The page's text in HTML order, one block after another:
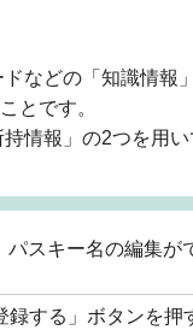
などの「知識情
とです。
情報」の2つを用い
スキー名の編集が
録する」ボタンを押